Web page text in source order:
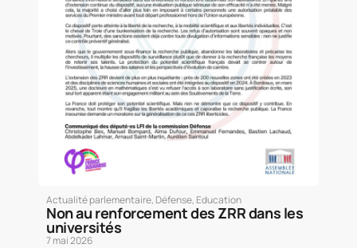
Actualité parlementaire, Défense, Education
Non au renforcement des ZRR dans les
universités
7 mai 2026